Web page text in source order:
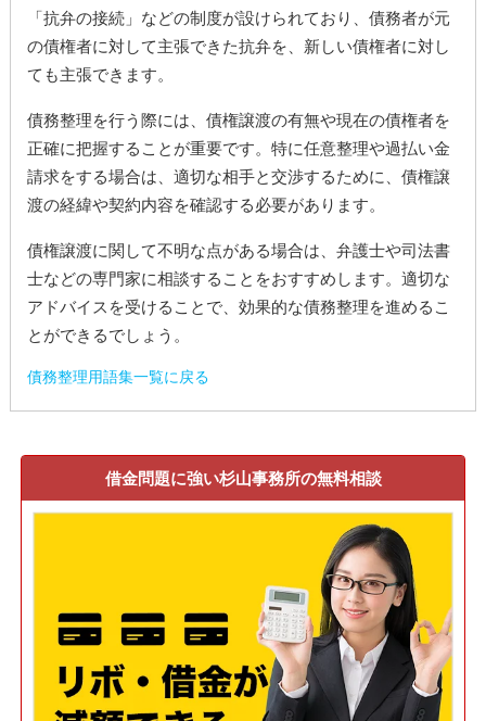
「抗弁の接続」などの制度が設けられており、債務者が元
の債権者に対して主張できた抗弁を、新しい債権者に対し
ても主張できます。
債務整理を行う際には、債権譲渡の有無や現在の債権者を
正確に把握することが重要です。特に任意整理や過払い金
請求をする場合は、適切な相手と交渉するために、債権譲
渡の経緯や契約内容を確認する必要があります。
債権譲渡に関して不明な点がある場合は、弁護士や司法書
士などの専門家に相談することをおすすめします。適切な
アドバイスを受けることで、効果的な債務整理を進めるこ
とができるでしょう。
債務整理用語集一覧に戻る
借金問題に強い杉山事務所の無料相談